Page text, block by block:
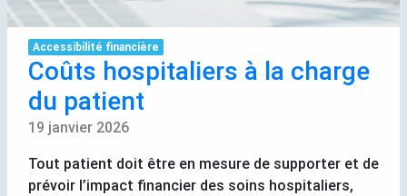
Accessibilité financière
Coûts hospitaliers à la charge
du patient
19 janvier 2026
Tout patient doit être en mesure de supporter et de
prévoir l’impact financier des soins hospitaliers,